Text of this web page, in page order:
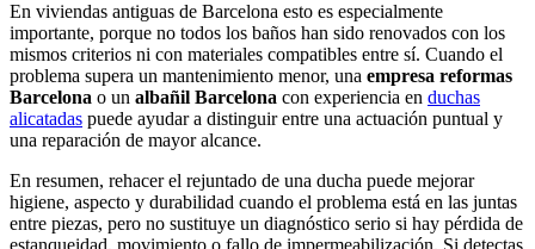
En viviendas antiguas de Barcelona esto es especialmente
importante, porque no todos los baños han sido renovados con los
mismos criterios ni con materiales compatibles entre sí. Cuando el
problema supera un mantenimiento menor, una empresa reformas
Barcelona o un albañil Barcelona con experiencia en duchas
alicatadas puede ayudar a distinguir entre una actuación puntual y
una reparación de mayor alcance.
En resumen, rehacer el rejuntado de una ducha puede mejorar
higiene, aspecto y durabilidad cuando el problema está en las juntas
entre piezas, pero no sustituye un diagnóstico serio si hay pérdida de